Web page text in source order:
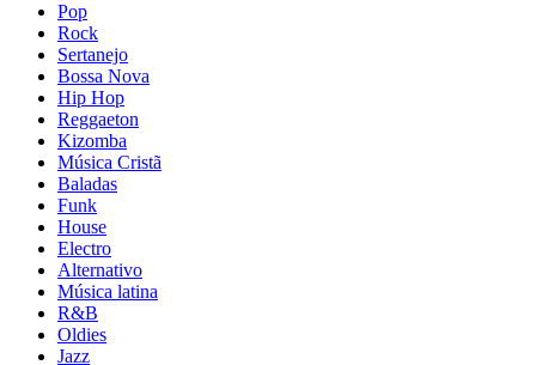
Pop
Rock
Sertanejo
Bossa Nova
Hip Hop
Reggaeton
Kizomba
Música Cristã
Baladas
Funk
House
Electro
Alternativo
Música latina
R&B
Oldies
Jazz